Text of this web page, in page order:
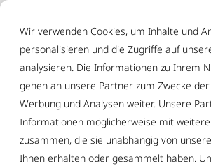
Informationen und Einstellungen zur
Wir verwenden Cookies, um Inhalte und
personalisieren und die Zugriffe auf
analysieren. Die Informationen zu Ihrem
gehen an unsere Partner zum Zwecke
Werbung und Analysen weiter. Unsere
Informationen möglicherweise mit
zusammen, die sie unabhängig von
Ihnen erhalten oder gesammelt haben.